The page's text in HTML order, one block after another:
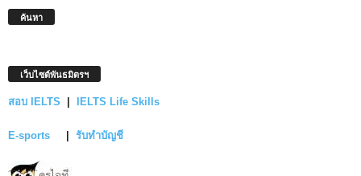
ค้นหา
เว็บไซต์พันธมิตรฯ
สอบ IELTS IELTS Life Skills
E-sports รับทำบัญชี